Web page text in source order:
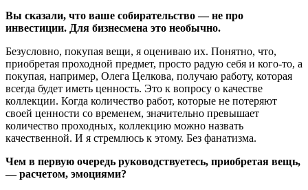
Вы сказали, что ваше собирательство — не про
инвестиции. Для бизнесмена это необычно.
Безусловно, покупая вещи, я оцениваю их. Понятно, что,
приобретая проходной предмет, просто радую себя и кого-то, а
покупая, например, Олега Целкова, получаю работу, которая
всегда будет иметь ценность. Это к вопросу о качестве
коллекции. Когда количество работ, которые не потеряют
своей ценности со временем, значительно превышает
количество проходных, коллекцию можно назвать
качественной. И я стремлюсь к этому. Без фанатизма.
Чем в первую очередь руководствуетесь, приобретая вещь,
— расчетом, эмоциями?